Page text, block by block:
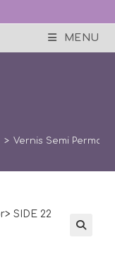
MENU
> Vernis Semi